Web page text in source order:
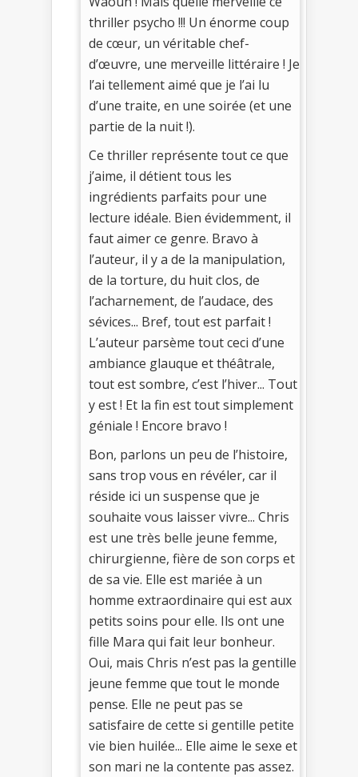
thriller psycho !!! Un énorme coup
de cœur, un véritable chef-
d’œuvre, une merveille littéraire ! Je
l’ai tellement aimé que je l’ai lu
d’une traite, en une soirée (et une
partie de la nuit !).
Ce thriller représente tout ce que
j’aime, il détient tous les
ingrédients parfaits pour une
lecture idéale. Bien évidemment, il
faut aimer ce genre. Bravo à
l’auteur, il y a de la manipulation,
de la torture, du huit clos, de
l’acharnement, de l’audace, des
sévices... Bref, tout est parfait !
L’auteur parsème tout ceci d’une
ambiance glauque et théâtrale,
tout est sombre, c’est l’hiver... Tout
y est ! Et la fin est tout simplement
géniale ! Encore bravo !
Bon, parlons un peu de l’histoire,
sans trop vous en révéler, car il
réside ici un suspense que je
souhaite vous laisser vivre... Chris
est une très belle jeune femme,
chirurgienne, fière de son corps et
de sa vie. Elle est mariée à un
homme extraordinaire qui est aux
petits soins pour elle. Ils ont une
fille Mara qui fait leur bonheur.
Oui, mais Chris n’est pas la gentille
jeune femme que tout le monde
pense. Elle ne peut pas se
satisfaire de cette si gentille petite
vie bien huilée... Elle aime le sexe et
son mari ne la contente pas assez.